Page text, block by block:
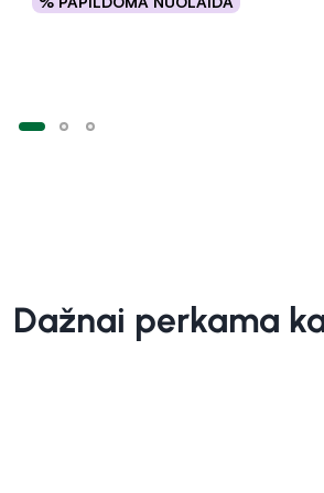
Į krepšelį
Dažnai perkama